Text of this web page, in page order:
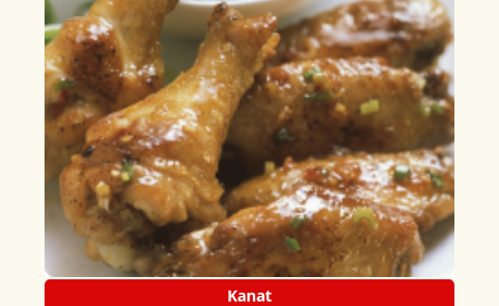
Kanat